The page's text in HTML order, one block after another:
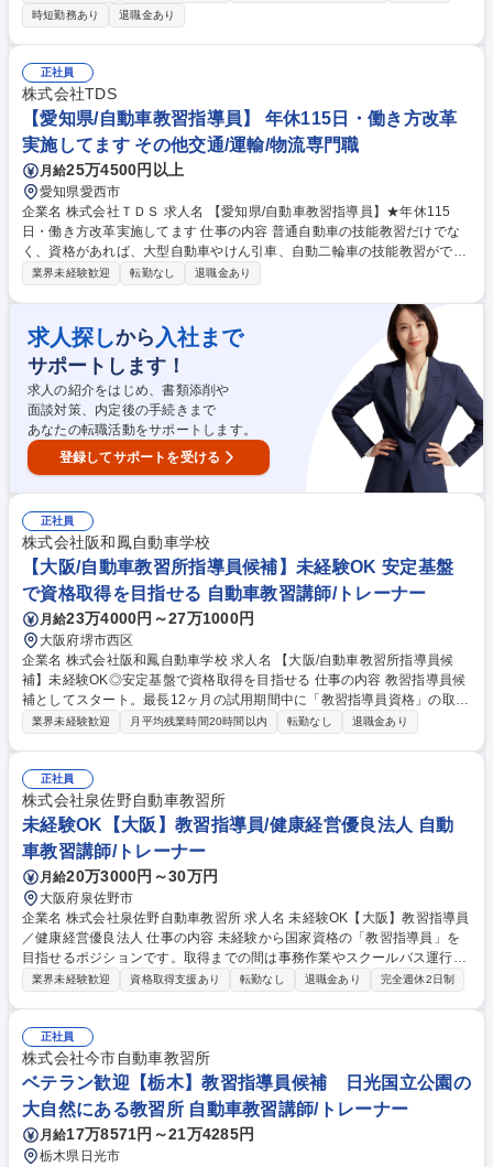
が始まります。資格取得にかかる費用は会社負担です。 【実は国家資格！
教習指導員とは？】 ★収入を得ながら資格取得のサポートを受けられる
働きながら資格習得のサポートを受けられる職種はなかなかありません ★
キャリアアップ、給与UPの基準が明確 資格が問われない仕事やノルマが
ない仕事では、評価基準が不明慮になりがち…教習指導員はノルマなし！
資格取得数＝給与UPと明確です！ 募集職種 【大阪/自動車学校指導員(国
家資格)】未経験＆第二新卒歓迎/奨学金返済補助有
時短勤務あり
退職金あり
正社員
株式会社TDS
【愛知県/自動車教習指導員】 年休115日・働き方改革
実施してます その他交通/運輸/物流専門職
月給25万4500円以上
愛知県愛西市
企業名 株式会社ＴＤＳ 求人名 【愛知県/自動車教習指導員】★年休115
日・働き方改革実施してます 仕事の内容 普通自動車の技能教習だけでな
く、資格があれば、大型自動車やけん引車、自動二輪車の技能教習ができ
ます。 当社の取扱車種の大型自動車や自動二輪車等普通自動車以外の指導
取得までの最大1年間は5千円/月の資格支援手当を支給します。審査の技
能試験練習費用にあててください。技能指導員だけでなく、高齢者講習指
導員、技能検定員等、それぞれ資格手当があります。指導員資格が多いほ
ど給与が上がるシステムです。 ■職務内容の変更範囲：会社の定める業務
募集職種 【愛知県/自動車教習指導員】★年休115日・働き方改革実施して
ます
業界未経験歓迎 転勤なし 退職金あり
求人探しから 入社まで
サポートします！
求人の紹介をはじめ、書類添削や
面談対策、内定後の手続きまで
あなたの転職活動をサポートします。
登録してサポートを受ける
正社員
株式会社阪和鳳自動車学校
【大阪/自動車教習所指導員候補】未経験OK 安定基盤
で資格取得を目指せる 自動車教習講師/トレーナー
月給23万4000円～27万1000円
大阪府堺市西区
企業名 株式会社阪和鳳自動車学校 求人名 【大阪/自動車教習所指導員候
補】未経験OK◎安定基盤で資格取得を目指せる 仕事の内容 教習指導員候
補としてスタート。最長12ヶ月の試用期間中に「教習指導員資格」の取得
を目指します。まずは送迎や事務補助、清掃等の業務を行いながら仕事を
受付・事務・送迎等を通じて仕事の流れを覚えつつ、指導員資格の取得を
目指します。 【資格取得後】実地・学科教習を担当。生徒の成長を間近で
見守り、卒業時に直接感謝を述べられる瞬間は格別です！ ★未経験スター
トの先輩も多数活躍中。資格取得までは会社が全力でサポートするので安
心してください！ 募集職種 【大阪/自動車教習所指導員候補】未経験OK◎
安定基盤で資格取得を目指せる
業界未経験歓迎 月平均残業時間20時間以内 転勤なし 退職金あり
正社員
株式会社泉佐野自動車教習所
未経験OK【大阪】教習指導員/健康経営優良法人 自動
車教習講師/トレーナー
月給20万3000円～30万円
大阪府泉佐野市
企業名 株式会社泉佐野自動車教習所 求人名 未経験OK【大阪】教習指導員
／健康経営優良法人 仕事の内容 未経験から国家資格の「教習指導員」を
目指せるポジションです。取得までの間は事務作業やスクールバス運行、
レンタルバイク・レンタルキャンピングカーを利用されるお客様の対応や
務をお任せします。関空近くの立地を活かしたレンタルバイク・キャンピ
ングカー事業の顧客対応や空港送迎など、多角経営ならではの面白い業務
にも携われます。紙原簿廃止やiPad・アプリ導入などDX化が進んでお
り、煩雑な書類業務や持ち帰り仕事はございません 募集職種 未経験OK
【大阪】教習指導員／健康経営優良法人
業界未経験歓迎 資格取得支援あり 転勤なし 退職金あり 完全週休2日制
正社員
株式会社今市自動車教習所
ベテラン歓迎【栃木】教習指導員候補 日光国立公園の
大自然にある教習所 自動車教習講師/トレーナー
月給17万8571円～21万4285円
栃木県日光市